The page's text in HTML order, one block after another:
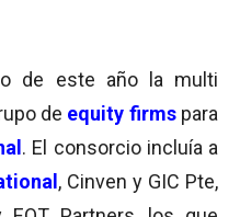
de este año la multi
de equity firms para
. El consorcio incluía a
, Cinven y GIC Pte,